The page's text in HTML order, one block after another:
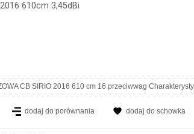
610cm 3,45dBi
CB SIRIO 2016 610 cm 16 przeciwwag
dodaj do porównania dodaj do schowka